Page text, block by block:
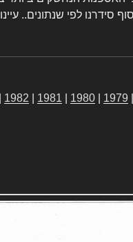
סידרנו לפי שנתונים..
1979
1980
1981
1982